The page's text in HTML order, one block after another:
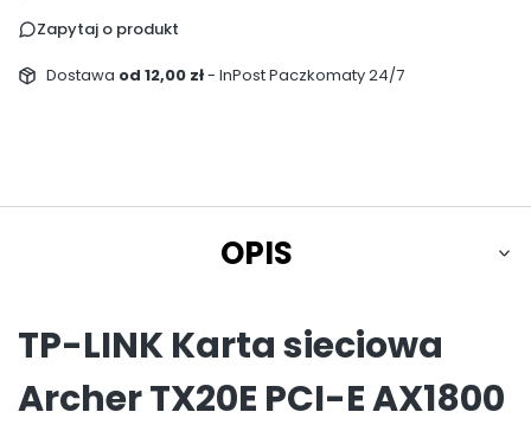
Zapytaj o produkt
Dostawa od 12,00 zł- InPost Paczkomaty 24/7
OPIS
TP-LINK Karta sieciowa
Archer TX20E PCI-E AX1800